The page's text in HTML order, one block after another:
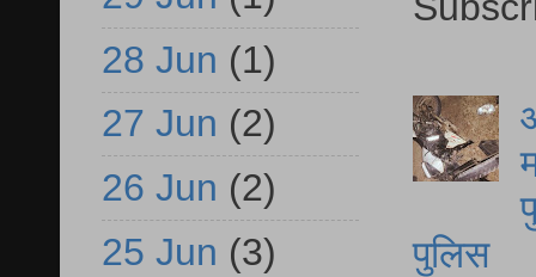
पुलिस
28 Jun (1)
27 Jun (2)
26 Jun (2)
25 Jun (3)